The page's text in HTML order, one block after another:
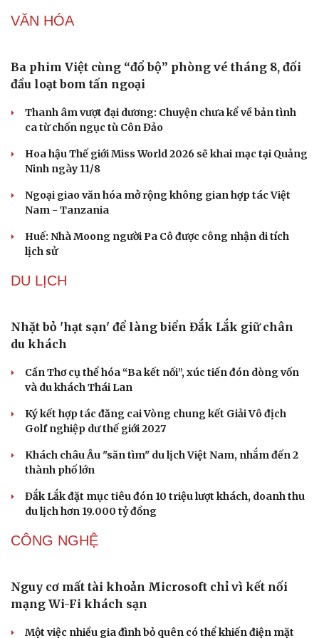
Iran tranh thủ “khoảng ngừng” giao tranh với
Mỹ để củng cố sức mạnh quân sự
Công bố Quyết định thành lập Tiểu đoàn Hỗn hợp Lý
Sơn, tỉnh Quảng Ngãi
Tàu ngầm Nga "mặc áo giáp” để đối phó UAV Ukraine
Thủ đô Moscow của Nga tăng cường phòng thủ trước
nguy cơ UAV tấn công
Đội K73 ở Tây Ninh đón Huân chương Bảo vệ Tổ quốc
VĂN HÓA
đầu loạt bom tấn ngoại
ca từ chốn ngục tù Côn Đảo
Hoa hậu Thế giới Miss World 2026 sẽ khai mạc tại Quảng
Ninh ngày 11/8